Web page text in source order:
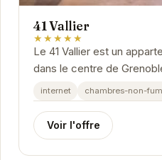
41 Vallier
★★★★★
Le 41 Vallier est un
dans le centre de
hébergement confortable
les...
internet chambres-non-
Voir l'offre